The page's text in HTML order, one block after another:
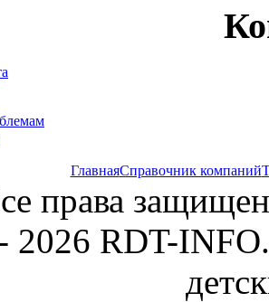
ГлавнаяСправочник компаний
права
RDT-